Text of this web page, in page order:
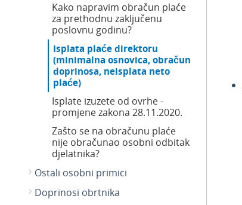
Kako napravim obračun plaće
za prethodnu zaključenu
poslovnu godinu?
Isplata plaće direktoru
(minimalna osnovica, obračun
doprinosa, neisplata neto
plaće)
Isplate izuzete od ovrhe -
promjene zakona 28.11.2020.
Zašto se na obračunu plaće
nije obračunao osobni odbitak
djelatnika?
Ostali osobni primici
Doprinosi obrtnika